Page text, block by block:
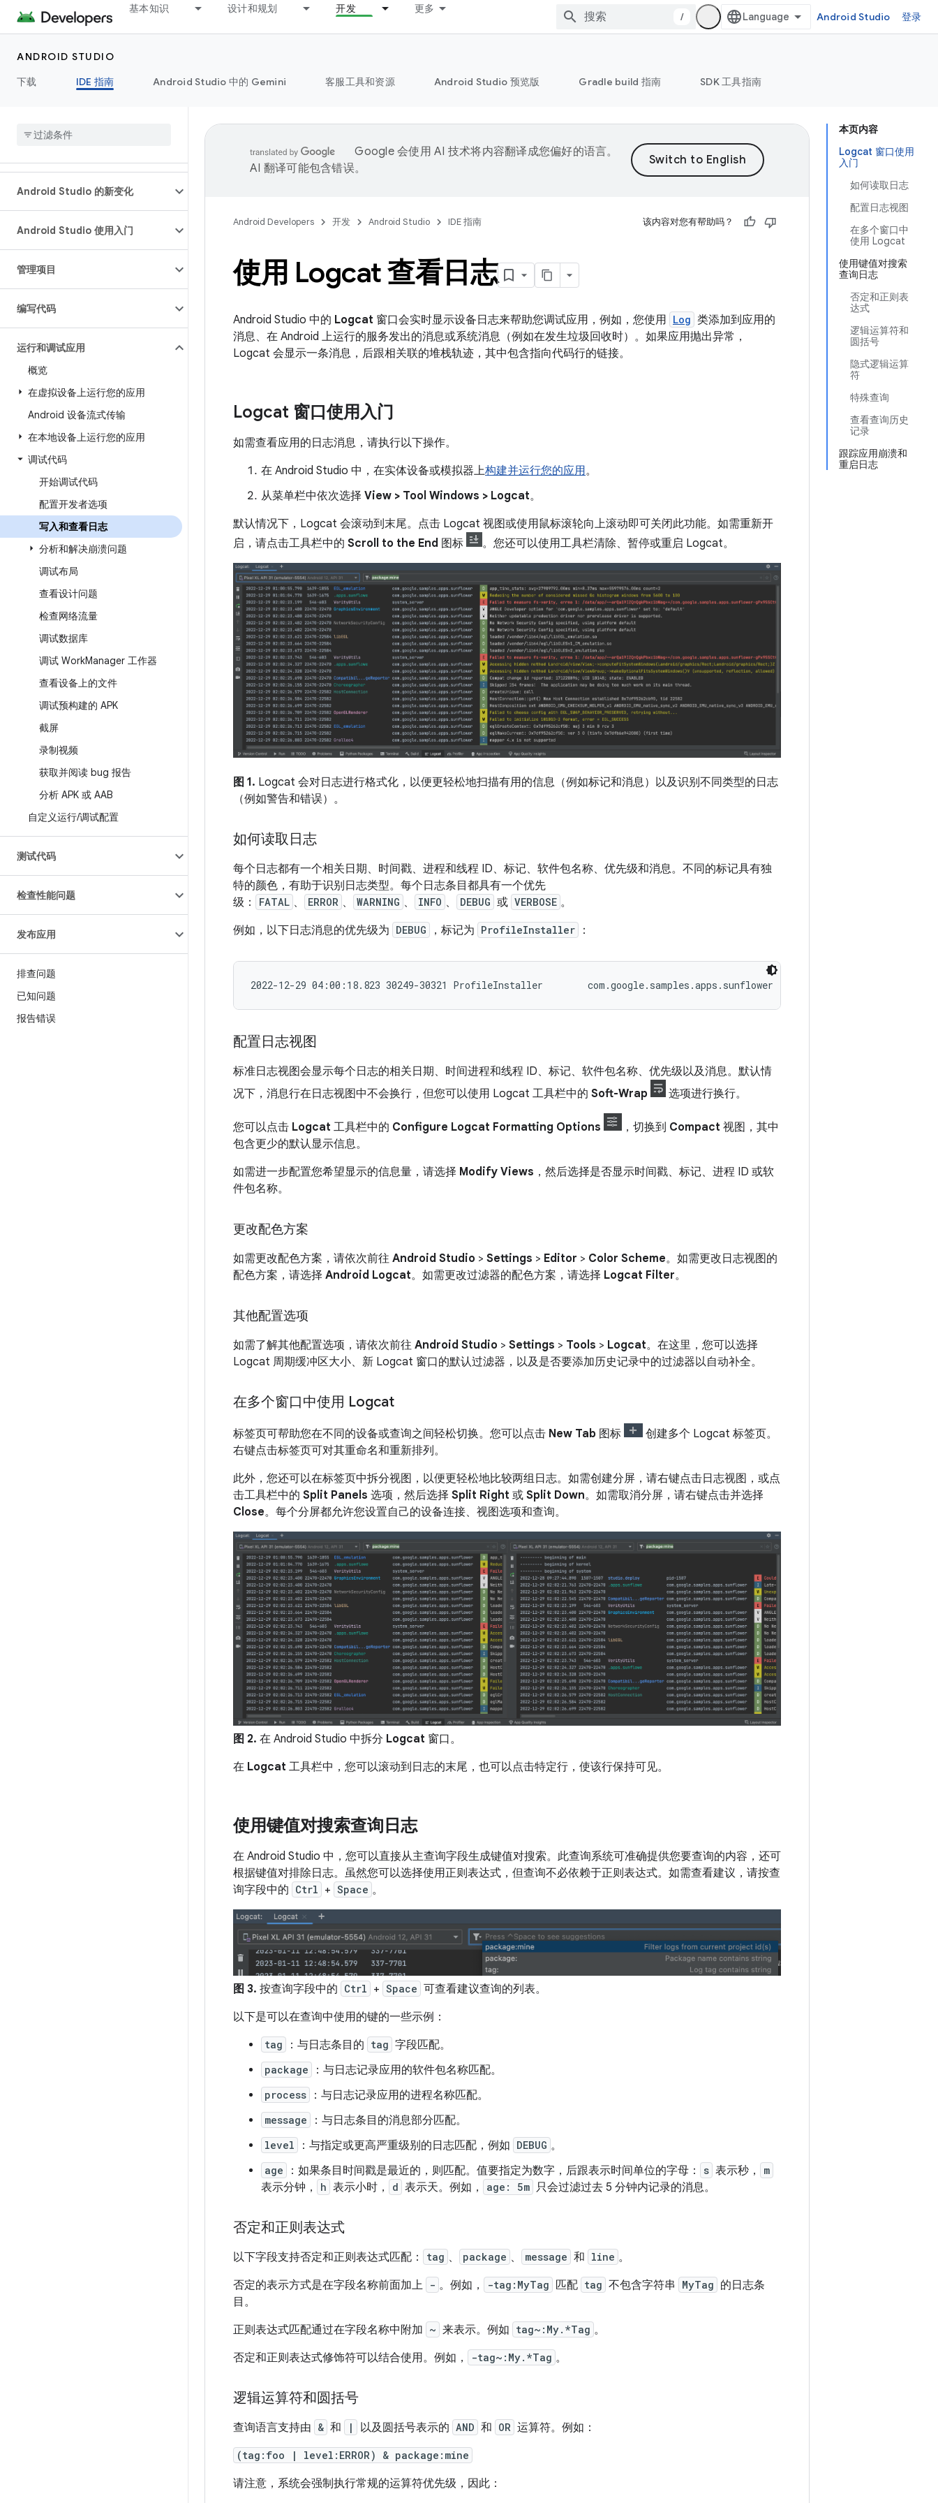
基本知识 设计和规划 开发 更多
/ Android Studio 登录
ANDROID STUDIO
下载
IDE 指南 Android Studio 中的 Gemini 客服工具和资源 Android Studio 预览版 Gradle build 指南 SDK 工具指南
Android Studio 的新变化
Android Studio 使用入门
管理项目
编写代码
运行和调试应用
概览
在虚拟设备上运行您的应用
Android 设备流式传输
在本地设备上运行您的应用
调试代码
开始调试代码
配置开发者选项
写入和查看日志
分析和解决崩溃问题
调试布局
查看设计问题
检查网络流量
调试数据库
调试 WorkManager 工作器
查看设备上的文件
调试预构建的 APK
截屏
录制视频
获取并阅读 bug 报告
分析 APK 或 AAB
自定义运行/调试配置
测试代码
检查性能问题
发布应用
排查问题
已知问题
报告错误
本页内容
Logcat 窗口使用
入门
如何读取日志
配置日志视图
在多个窗口中
使用 Logcat
使用键值对搜索
查询日志
否定和正则表
达式
逻辑运算符和
圆括号
隐式逻辑运算
符
特殊查询
查看查询历史
记录
跟踪应用崩溃和
重启日志
Google 会使用 AI 技术将内容翻译成您偏好的语言。
AI 翻译可能包含错误。
Android Developers 开发 Android Studio IDE 指南 该内容对您有帮助吗？
使用 Logcat 查看日志
Android Studio 中的 Logcat 窗口会实时显示设备日志来帮助您调试应用，例如，您使用 Log 类添加到应用的
消息、在 Android 上运行的服务发出的消息或系统消息（例如在发生垃圾回收时）。如果应用抛出异常，
Logcat 会显示一条消息，后跟相关联的堆栈轨迹，其中包含指向代码行的链接。
Logcat 窗口使用入门
如需查看应用的日志消息，请执行以下操作。
在 Android Studio 中，在实体设备或模拟器上构建并运行您的应用。
从菜单栏中依次选择 View > Tool Windows > Logcat。
默认情况下，Logcat 会滚动到末尾。点击 Logcat 视图或使用鼠标滚轮向上滚动即可关闭此功能。如需重新开
启，请点击工具栏中的 Scroll to the End 图标 。您还可以使用工具栏清除、暂停或重启 Logcat。
图 1. Logcat 会对日志进行格式化，以便更轻松地扫描有用的信息（例如标记和消息）以及识别不同类型的日志
（例如警告和错误）。
如何读取日志
每个日志都有一个相关日期、时间戳、进程和线程 ID、标记、软件包名称、优先级和消息。不同的标记具有独
特的颜色，有助于识别日志类型。每个日志条目都具有一个优先
级：
FATAL 、 ERROR 、 WARNING 、 INFO 、 DEBUG 或 VERBOSE 。
例如，以下日志消息的优先级为 DEBUG ，标记为 ProfileInstaller ：
配置日志视图
标准日志视图会显示每个日志的相关日期、时间进程和线程 ID、标记、软件包名称、优先级以及消息。默认情
况下，消息行在日志视图中不会换行，但您可以使用 Logcat 工具栏中的 Soft-Wrap 选项进行换行。
您可以点击 Logcat 工具栏中的 Configure Logcat Formatting Options ，切换到 Compact 视图，其中
包含更少的默认显示信息。
如需进一步配置您希望显示的信息量，请选择 Modify Views ，然后选择是否显示时间戳、标记、进程 ID 或软
件包名称。
更改配色方案
如需更改配色方案，请依次前往 Android Studio > Settings > Editor > Color Scheme。如需更改日志视图的
配色方案，请选择 Android Logcat。如需更改过滤器的配色方案，请选择 Logcat Filter。
其他配置选项
如需了解其他配置选项，请依次前往 Android Studio > Settings > Tools > Logcat。在这里，您可以选择
Logcat 周期缓冲区大小、新 Logcat 窗口的默认过滤器，以及是否要添加历史记录中的过滤器以自动补全。
在多个窗口中使用 Logcat
标签页可帮助您在不同的设备或查询之间轻松切换。您可以点击 New Tab 图标
创建多个 Logcat 标签页。
右键点击标签页可对其重命名和重新排列。
此外，您还可以在标签页中拆分视图，以便更轻松地比较两组日志。如需创建分屏，请右键点击日志视图，或点
击工具栏中的 Split Panels 选项，然后选择 Split Right 或 Split Down。如需取消分屏，请右键点击并选择
Close。每个分屏都允许您设置自己的设备连接、视图选项和查询。
图 2. 在 Android Studio 中拆分 Logcat 窗口。
在 Logcat 工具栏中，您可以滚动到日志的末尾，也可以点击特定行，使该行保持可见。
使用键值对搜索查询日志
在 Android Studio 中，您可以直接从主查询字段生成键值对搜索。此查询系统可准确提供您要查询的内容，还可
根据键值对排除日志。虽然您可以选择使用正则表达式，但查询不必依赖于正则表达式。如需查看建议，请按查
询字段中的 Ctrl + Space 。
图 3. 按查询字段中的 Ctrl + Space 可查看建议查询的列表。
以下是可以在查询中使用的键的一些示例：
tag ：与日志条目的 tag 字段匹配。
package ：与日志记录应用的软件包名称匹配。
process ：与日志记录应用的进程名称匹配。
message ：与日志条目的消息部分匹配。
level ：与指定或更高严重级别的日志匹配，例如 DEBUG 。
age ：如果条目时间戳是最近的，则匹配。值要指定为数字，后跟表示时间单位的字母： s 表示秒， m
表示分钟， h 表示小时， d 表示天。例如， age: 5m 只会过滤过去 5 分钟内记录的消息。
否定和正则表达式
以下字段支持否定和正则表达式匹配： tag 、 package 、 message 和 line 。
否定的表示方式是在字段名称前面加上 - 。例如， -tag:MyTag 匹配 tag 不包含字符串 MyTag 的日志条
目。
正则表达式匹配通过在字段名称中附加 ~ 来表示。例如 tag~:My.*Tag 。
否定和正则表达式修饰符可以结合使用。例如，
-tag~:My.*Tag 。
逻辑运算符和圆括号
查询语言支持由 & 和 | 以及圆括号表示的 AND 和 OR 运算符。例如：
(tag:foo | level:ERROR) & package:mine
请注意，系统会强制执行常规的运算符优先级，因此：